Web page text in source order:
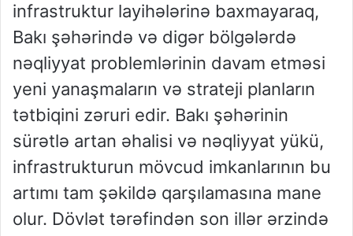
infrastruktur layihələrinə baxmayaraq,
Bakı şəhərində və digər bölgələrdə
nəqliyyat problemlərinin davam etməsi
yeni yanaşmaların və strateji planların
tətbiqini zəruri edir. Bakı şəhərinin
sürətlə artan əhalisi və nəqliyyat yükü,
infrastrukturun mövcud imkanlarının bu
artımı tam şəkildə qarşılamasına mane
olur. Dövlət tərəfindən son illər ərzində